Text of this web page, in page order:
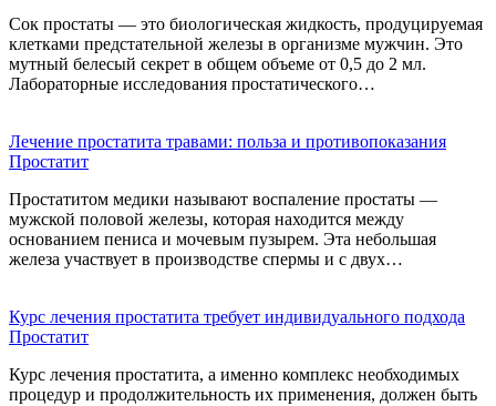
Сок простаты — это биологическая жидкость, продуцируемая
клетками предстательной железы в организме мужчин. Это
мутный белесый секрет в общем объеме от 0,5 до 2 мл.
Лабораторные исследования простатического…
Лечение простатита травами: польза и противопоказания
Простатит
Простатитом медики называют воспаление простаты —
мужской половой железы, которая находится между
основанием пениса и мочевым пузырем. Эта небольшая
железа участвует в производстве спермы и с двух…
Курс лечения простатита требует индивидуального подхода
Простатит
Курс лечения простатита, а именно комплекс необходимых
процедур и продолжительность их применения, должен быть